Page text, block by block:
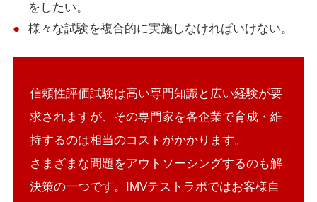
をしたい。
様々な試験を複合的に実施しなければいけない。
信頼性評価試験は高い専門知識と広い経験が要
求されますが、その専門家を各企業で育成・維
持するのは相当のコストがかかります。
さまざまな問題をアウトソーシングするのも解
決策の一つです。IMVテストラボではお客様自